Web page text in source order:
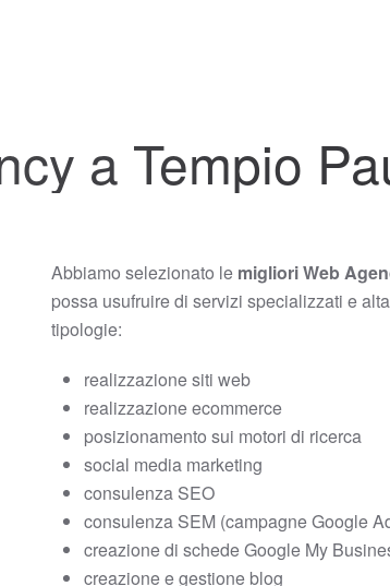
a Tempio
Abbiamo selezionato le migliori Web
possa usufruire di servizi specializzati e
tipologie:
realizzazione siti web
realizzazione ecommerce
posizionamento sui motori di ricerca
social media marketing
consulenza SEO
consulenza SEM (campagne Google
creazione di schede Google My
creazione e gestione blog